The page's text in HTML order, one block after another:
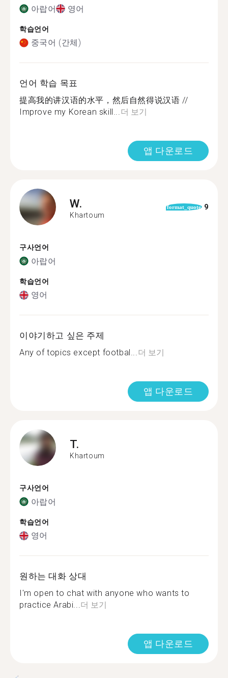
아랍어 영어
학습언어
중국어 (간체)
언어 학습 목표
提高我的讲汉语的水平，然后自然得说汉语 //
Improve my Korean skill...더 보기
앱 다운로드
W.
Khartoum
format_quote 9
구사언어
아랍어
학습언어
영어
이야기하고 싶은 주제
Any of topics except footbal...더 보기
앱 다운로드
T.
Khartoum
구사언어
아랍어
학습언어
영어
원하는 대화 상대
I'm open to chat with anyone who wants to
practice Arabi...더 보기
앱 다운로드